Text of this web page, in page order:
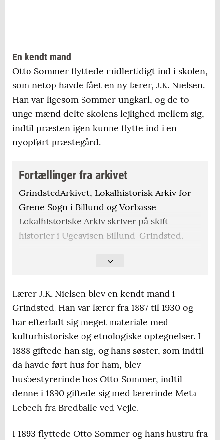
En kendt mand
Otto Sommer flyttede midlertidigt ind i skolen,
som netop havde fået en ny lærer, J.K. Nielsen.
Han var ligesom Sommer ungkarl, og de to
unge mænd delte skolens lejlighed mellem sig,
indtil præsten igen kunne flytte ind i en
nyopført præstegård.
Fortællinger fra arkivet
GrindstedArkivet, Lokalhistorisk Arkiv for
Grene Sogn i Billund og Vorbasse
Lokalhistoriske Arkiv skriver på skift
historier i Ugeavisen Billund-Grindsted.
Der kommer en ny cirka én gang om
Lærer J.K. Nielsen blev en kendt mand i
Grindsted. Han var lærer fra 1887 til 1930 og
har efterladt sig meget materiale med
kulturhistoriske og etnologiske optegnelser. I
1888 giftede han sig, og hans søster, som indtil
da havde ført hus for ham, blev
husbestyrerinde hos Otto Sommer, indtil
denne i 1890 giftede sig med lærerinde Meta
Lebech fra Bredballe ved Vejle.
I 1893 flyttede Otto Sommer og hans hustru fra